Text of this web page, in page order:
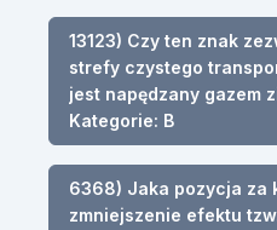
13123) Czy ten znak
strefy czystego
jest napędzany gazem
Kategorie: B
6368) Jaka pozycja za
zmniejszenie efektu